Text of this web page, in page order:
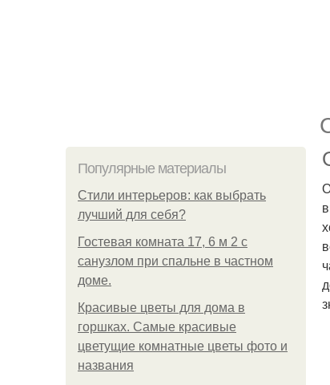
Популярные материалы
Стили интерьеров: как выбрать
лучший для себя?
Гостевая комната 17, 6 м 2 с
санузлом при спальне в частном
доме.
Красивые цветы для дома в
горшках. Самые красивые
цветущие комнатные цветы фото и
названия